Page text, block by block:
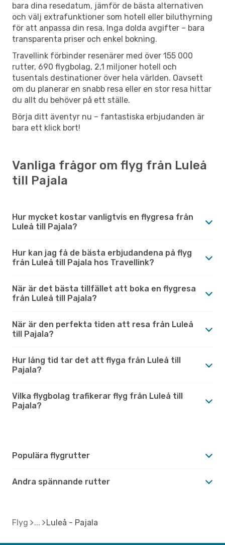
bara dina resedatum, jämför de bästa alternativen
och välj extrafunktioner som hotell eller biluthyrning
för att anpassa din resa. Inga dolda avgifter – bara
transparenta priser och enkel bokning.
Travellink förbinder resenärer med över 155 000
rutter, 690 flygbolag, 2,1 miljoner hotell och
tusentals destinationer över hela världen. Oavsett
om du planerar en snabb resa eller en stor resa hittar
du allt du behöver på ett ställe.
Börja ditt äventyr nu – fantastiska erbjudanden är
bara ett klick bort!
Vanliga frågor om flyg från Luleå
till Pajala
Hur mycket kostar vanligtvis en flygresa från
Luleå till Pajala?
Hur kan jag få de bästa erbjudandena på flyg
från Luleå till Pajala hos Travellink?
När är det bästa tillfället att boka en flygresa
från Luleå till Pajala?
När är den perfekta tiden att resa från Luleå
till Pajala?
Hur lång tid tar det att flyga från Luleå till
Pajala?
Vilka flygbolag trafikerar flyg från Luleå till
Pajala?
Populära flygrutter
Andra spännande rutter
Flyg Luleå - Pajala